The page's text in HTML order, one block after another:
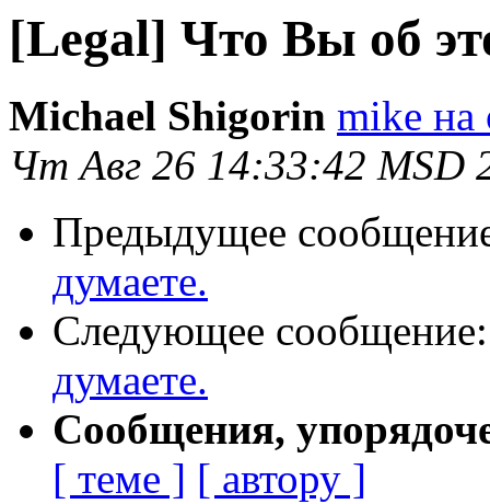
[Legal] Что Вы об
Michael Shigorin mike на
Чт Авг 26 14:33:42 MSD
Предыдущее
думаете.
Следующее
думаете.
Сообщения,
[ теме ] [ автору ]